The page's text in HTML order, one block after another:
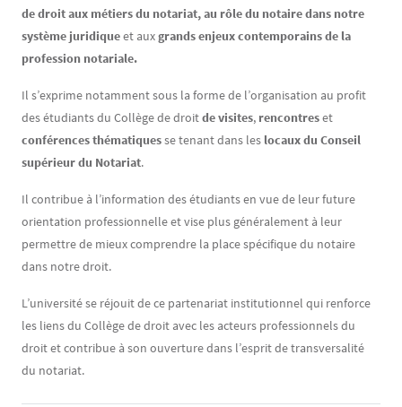
de droit aux métiers du notariat, au rôle du notaire dans notre
système juridiqueet auxgrands enjeux contemporains de la
profession notariale.
Il s’exprime notamment sous la forme de l’organisation au profit
des étudiants du Collège de droitde visites, rencontreset
conférences thématiquesse tenant dans les locaux du Conseil
supérieur du Notariat.
Il contribue à l’information des étudiants en vue de leur future
orientation professionnelle et vise plus généralement à leur
permettre de mieux comprendre la place spécifique du notaire
dans notre droit.
L’université se réjouit de ce partenariat institutionnel qui renforce
les liens du Collège de droit avec les acteurs professionnels du
droit et contribue à son ouverture dans l’esprit de transversalité
du notariat.